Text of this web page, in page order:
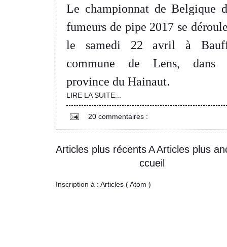
Le championnat de Belgique
fumeurs de pipe 2017 se
le samedi 22 avril à
commune de Lens, dans
province du Hainaut.
LIRE LA SUITE...
20 commentaires :
Articles plus récents Articles plus
A
ccueil
Inscription à : Articles ( Atom )